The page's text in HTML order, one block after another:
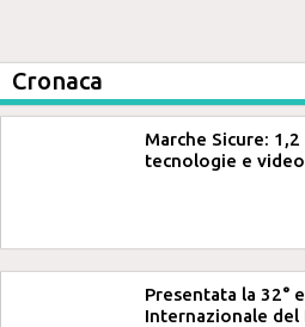
Cronaca
Marche Sicure:
tecnologie e
Presentata la 32°
Internazionale del